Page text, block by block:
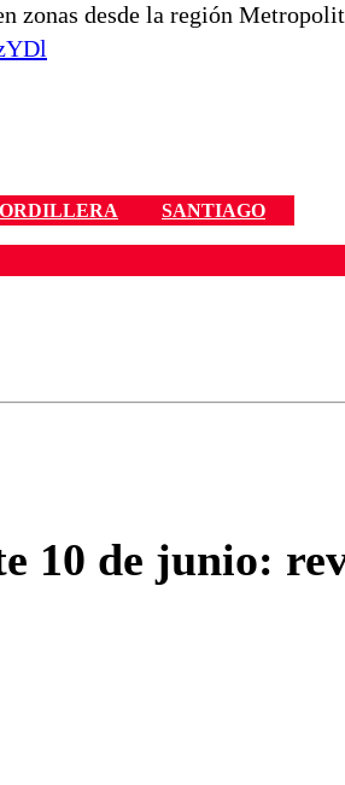
zonas desde la región
SANTIAGO
10 de junio: